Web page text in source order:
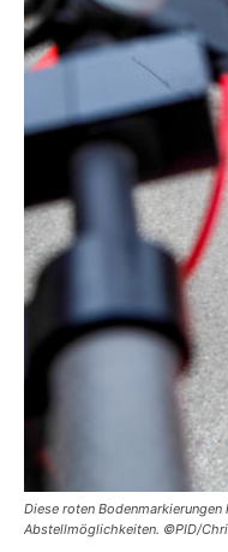
Diese roten
Abstellmöglichkeiten. ©PID/